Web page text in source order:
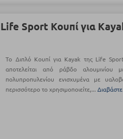
Life Sport Κουπί για
To Διπλό Κουπί για Kayak της Life
αποτελείται από ράβδο αλουμινίου
πολυπροπυλενίου ενισχυμένα με
περισσότερο το χρησιμοποιείτε,...